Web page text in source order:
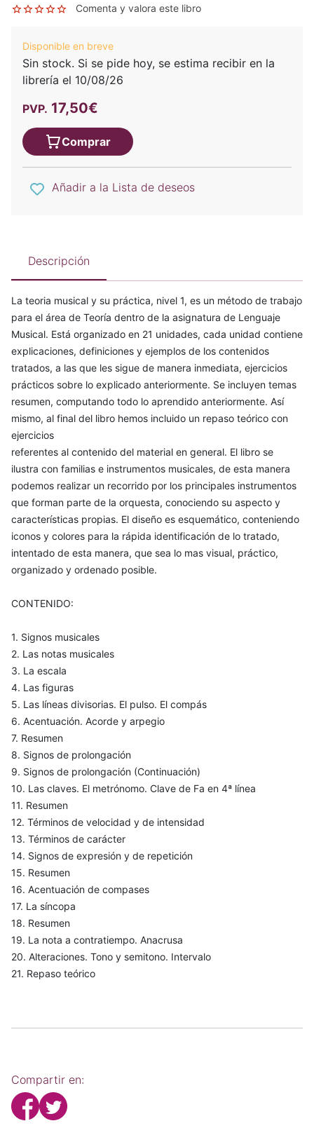
Comenta y valora este libro
Disponible en breve
Sin stock. Si se pide hoy, se estima recibir en la
librería el 10/08/26
PVP. 17,50€
Comprar
Añadir a la Lista de deseos
Descripción
La teoria musical y su práctica, nivel 1, es un método de trabajo
para el área de Teoría dentro de la asignatura de Lenguaje
Musical. Está organizado en 21 unidades, cada unidad contiene
explicaciones, definiciones y ejemplos de los contenidos
tratados, a las que les sigue de manera inmediata, ejercicios
prácticos sobre lo explicado anteriormente. Se incluyen temas
resumen, computando todo lo aprendido anteriormente. Así
mismo, al final del libro hemos incluido un repaso teórico con
ejercicios
referentes al contenido del material en general. El libro se
ilustra con familias e instrumentos musicales, de esta manera
podemos realizar un recorrido por los principales instrumentos
que forman parte de la orquesta, conociendo su aspecto y
características propias. El diseño es esquemático, conteniendo
iconos y colores para la rápida identificación de lo tratado,
intentado de esta manera, que sea lo mas visual, práctico,
organizado y ordenado posible.
CONTENIDO:
1. Signos musicales
2. Las notas musicales
3. La escala
4. Las figuras
5. Las líneas divisorias. El pulso. El compás
6. Acentuación. Acorde y arpegio
7. Resumen
8. Signos de prolongación
9. Signos de prolongación (Continuación)
10. Las claves. El metrónomo. Clave de Fa en 4ª línea
11. Resumen
12. Términos de velocidad y de intensidad
13. Términos de carácter
14. Signos de expresión y de repetición
15. Resumen
16. Acentuación de compases
17. La síncopa
18. Resumen
19. La nota a contratiempo. Anacrusa
20. Alteraciones. Tono y semitono. Intervalo
21. Repaso teórico
Compartir en: